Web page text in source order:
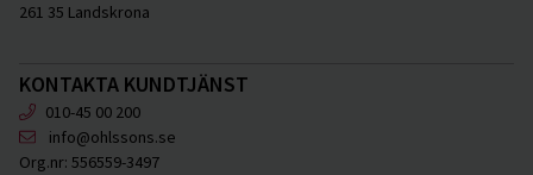
261 35 Landskrona
KONTAKTA KUNDTJÄNST
010-45 00 200
info@ohlssons.se
Org.nr: 556559-3497